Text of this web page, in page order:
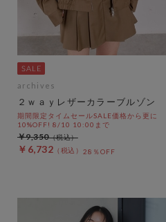
archives
２ｗａｙレザーカラーブルゾン
期間限定タイムセールSALE価格から更に
10%OFF! 8/10 10:00まで
￥6,732 28％OFF
￥9,350